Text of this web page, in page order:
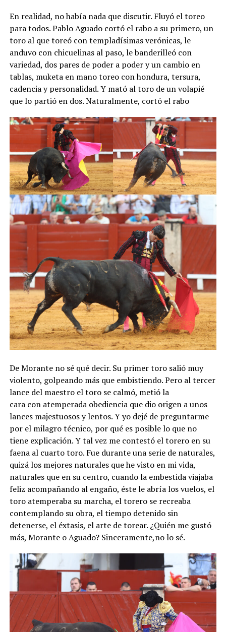
En realidad, no había nada que discutir. Fluyó el toreo
para todos. Pablo Aguado cortó el rabo a su primero, un
toro al que toreó con templadísimas verónicas, le
anduvo con chicuelinas al paso, le banderilleó con
variedad, dos pares de poder a poder y un cambio en
tablas, muketa en mano toreo con hondura, tersura,
cadencia y personalidad. Y mató al toro de un volapié
que lo partió en dos. Naturalmente, cortó el rabo
De Morante no sé qué decir. Su primer toro salió muy
violento, golpeando más que embistiendo. Pero al tercer
lance del maestro el toro se calmó, metió la
cara con atemperada obediencia que dio origen a unos
lances majestuosos y lentos. Y yo dejé de preguntarme
por el milagro técnico, por qué es posible lo que no
tiene explicación. Y tal vez me contestó el torero en su
faena al cuarto toro. Fue durante una serie de naturales,
quizá los mejores naturales que he visto en mi vida,
naturales que en su centro, cuando la embestida viajaba
feliz acompañando al engaño, éste le abría los vuelos, el
toro atemperaba su marcha, el torero se recreaba
contemplando su obra, el tiempo detenido sin
detenerse, el éxtasis, el arte de torear. ¿Quién me gustó
más, Morante o Aguado? Sinceramente,no lo sé.